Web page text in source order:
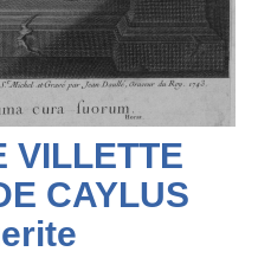
VILLETTE
CAYLUS